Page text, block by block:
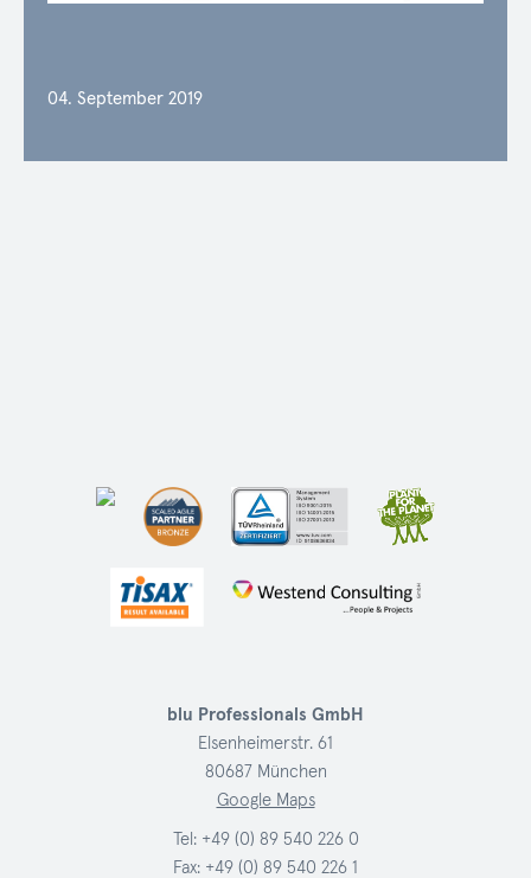
04. September 2019
blu Professionals GmbH
Elsenheimerstr. 61
80687 München
Google Maps
Tel: +49 (0) 89 540 226 0
Fax: +49 (0) 89 540 226 1